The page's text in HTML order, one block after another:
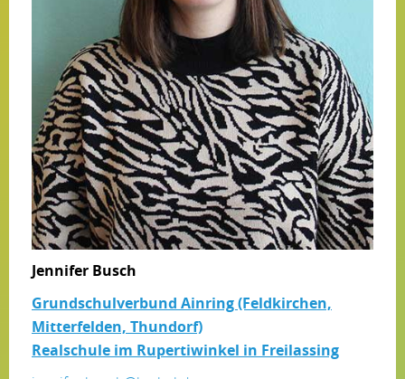
Jennifer Busch
Grundschulverbund Ainring (Feldkirchen,
Mitterfelden, Thundorf)
Realschule im Rupertiwinkel in Freilassing